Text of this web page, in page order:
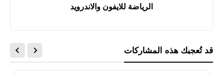
الرياضة للايفون والاندرويد
قد تُعجبك هذه المشاركات